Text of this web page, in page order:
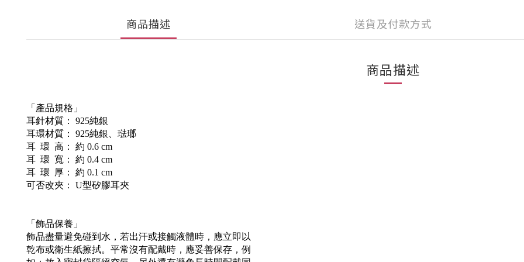
商品描述 送貨及付款方式
商品描述
「產品規格」
耳針材質： 925純銀
耳環材質： 925純銀、琺瑯
耳 環 高： 約 0.6 cm
耳 環 寬： 約 0.4 cm
耳 環 厚： 約 0.1 cm
可否改夾： U型矽膠耳夾
「飾品保養」
飾品盡量避免碰到水，若出汗或接觸液體時，應立即以
乾布或衛生紙擦拭。平常沒有配戴時，應妥善保存，例